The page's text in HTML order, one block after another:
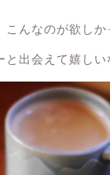
んなのが欲しか
と出会えて嬉し